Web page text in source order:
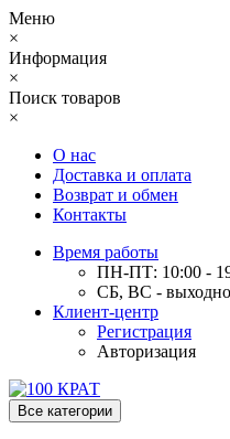
Меню
×
Информация
×
Поиск товаров
×
О нас
Доставка и оплата
Возврат и обмен
Контакты
Время работы
ПН-ПТ: 10:00 -
СБ, ВС -
Клиент-центр
Регистрация
Авторизация
Все категории